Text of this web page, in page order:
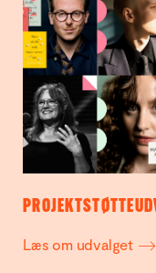
Læs om udvalget